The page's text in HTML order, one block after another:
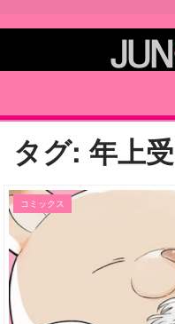
タグ: 年上受
コミックス